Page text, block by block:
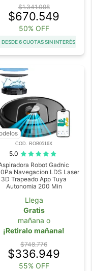
$1.341.098
$670.549
50% OFF
DESDE 6 CUOTAS SIN INTERÉS
COD. ROB0516X
5.0
Robot Gadnic
Navegacion LDS Laser
3D Trapeado App Tuya
Autonomia 200 Min
Llega
Gratis
mañana o
¡Retiralo mañana!
$748.776
$336.949
55% OFF